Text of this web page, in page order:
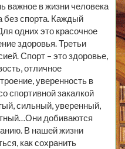
важное в жизни человека
спорта. Каждый
одних это красочное
здоровья. Третьи
Спорт – это здоровье,
отличное
уверенность в
спортивной закалкой
сильный, уверенный,
добиваются
В нашей жизни
как сохранить